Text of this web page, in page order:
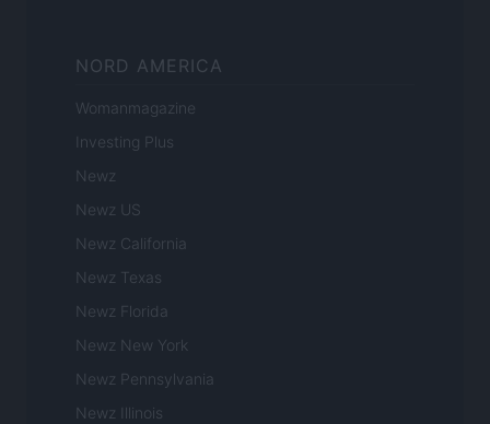
NORD AMERICA
Womanmagazine
Investing Plus
Newz
Newz US
Newz California
Newz Texas
Newz Florida
Newz New York
Newz Pennsylvania
Newz Illinois